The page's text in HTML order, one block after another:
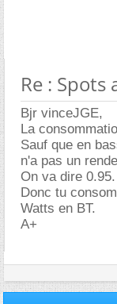
Re : Spots
Bjr vinceJGE,
La
Sauf que en
n'a pas un
On va dire 0.95.
Donc tu
Watts en BT.
A+